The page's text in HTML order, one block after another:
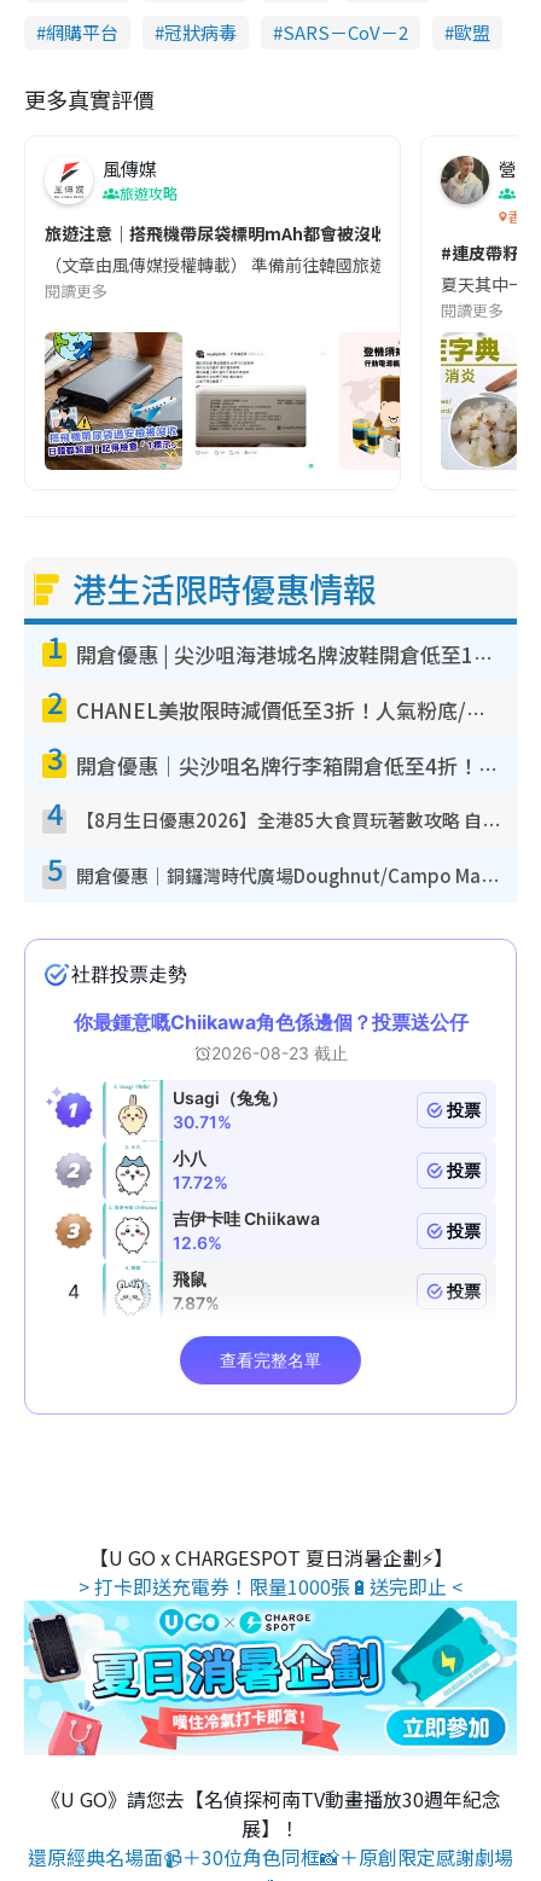
網購平台
冠狀病毒 SARS－CoV－2 歐盟
更多真實評價
風傳媒
旅遊攻略
旅遊注意｜搭飛機帶尿袋標明mAh都會被沒收😱出發前切記檢查
（文章由風傳媒授權轉載） 準備前往韓國旅遊的民眾，近期要
閱讀更多
營養
香港
#連皮帶籽
夏天其中一
閱讀更多
港生活限時優惠情報
1 開倉優惠 | 尖沙咀海港城名牌波鞋開倉低至1折！On鞋$899起／Joy&Peace鞋履$98起
2 CHANEL美妝限時減價低至3折！人氣粉底/唇膏/精華液低至$275！COCO香水都有平
3 開倉優惠｜尖沙咀名牌行李箱開倉低至4折！一連5日 American Tourister/ace./Hallmark $200起！
4 【8月生日優惠2026】全港85大食買玩著數攻略 自助餐/火鍋放題同行免費＋誠品/DONKI送現金券
5 開倉優惠｜銅鑼灣時代廣場Doughnut/Campo Marzio開倉低至1折！背囊、書包、手袋劈價$200起
【U GO x CHARGESPOT 夏日消暑企劃⚡】
> 打卡即送充電券！限量1000張🔋送完即止 <
《U GO》請您去【名偵探柯南TV動畫播放30週年紀念
展】！
還原經典名場面📹＋30位角色同框📸＋原創限定感謝劇場